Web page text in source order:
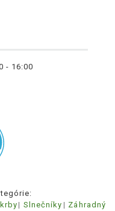
- 16:00
Slnečníky
Záhradný